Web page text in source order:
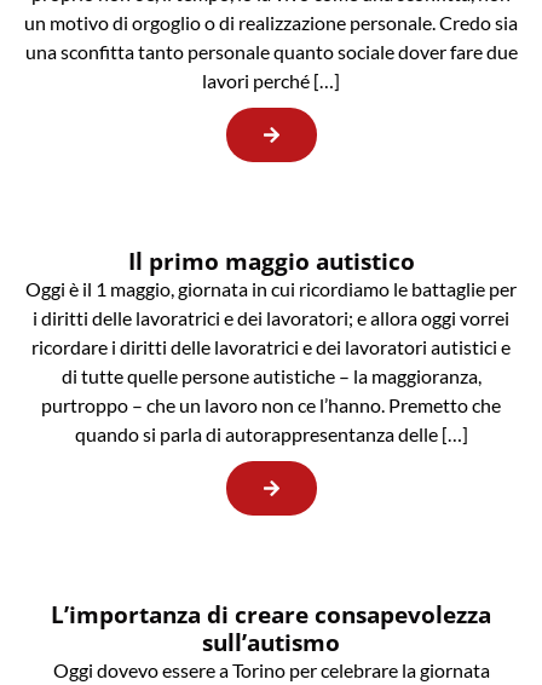
un motivo di orgoglio o di realizzazione personale. Credo sia
una sconfitta tanto personale quanto sociale dover fare due
lavori perché […]
Il primo maggio autistico
Oggi è il 1 maggio, giornata in cui ricordiamo le battaglie per
i diritti delle lavoratrici e dei lavoratori; e allora oggi vorrei
ricordare i diritti delle lavoratrici e dei lavoratori autistici e
di tutte quelle persone autistiche – la maggioranza,
purtroppo – che un lavoro non ce l’hanno. Premetto che
quando si parla di autorappresentanza delle […]
L’importanza di creare consapevolezza
sull’autismo
Oggi dovevo essere a Torino per celebrare la giornata